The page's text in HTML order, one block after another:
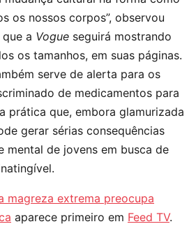
os nossos corpos”, observou
a Vogue seguirá mostrando
os tamanhos, em suas páginas.
serve de alerta para os
de medicamentos para
prática que, embora glamurizada
gerar sérias consequências
mental de jovens em busca de
magreza extrema preocupa
aparece primeiro em Feed TV.